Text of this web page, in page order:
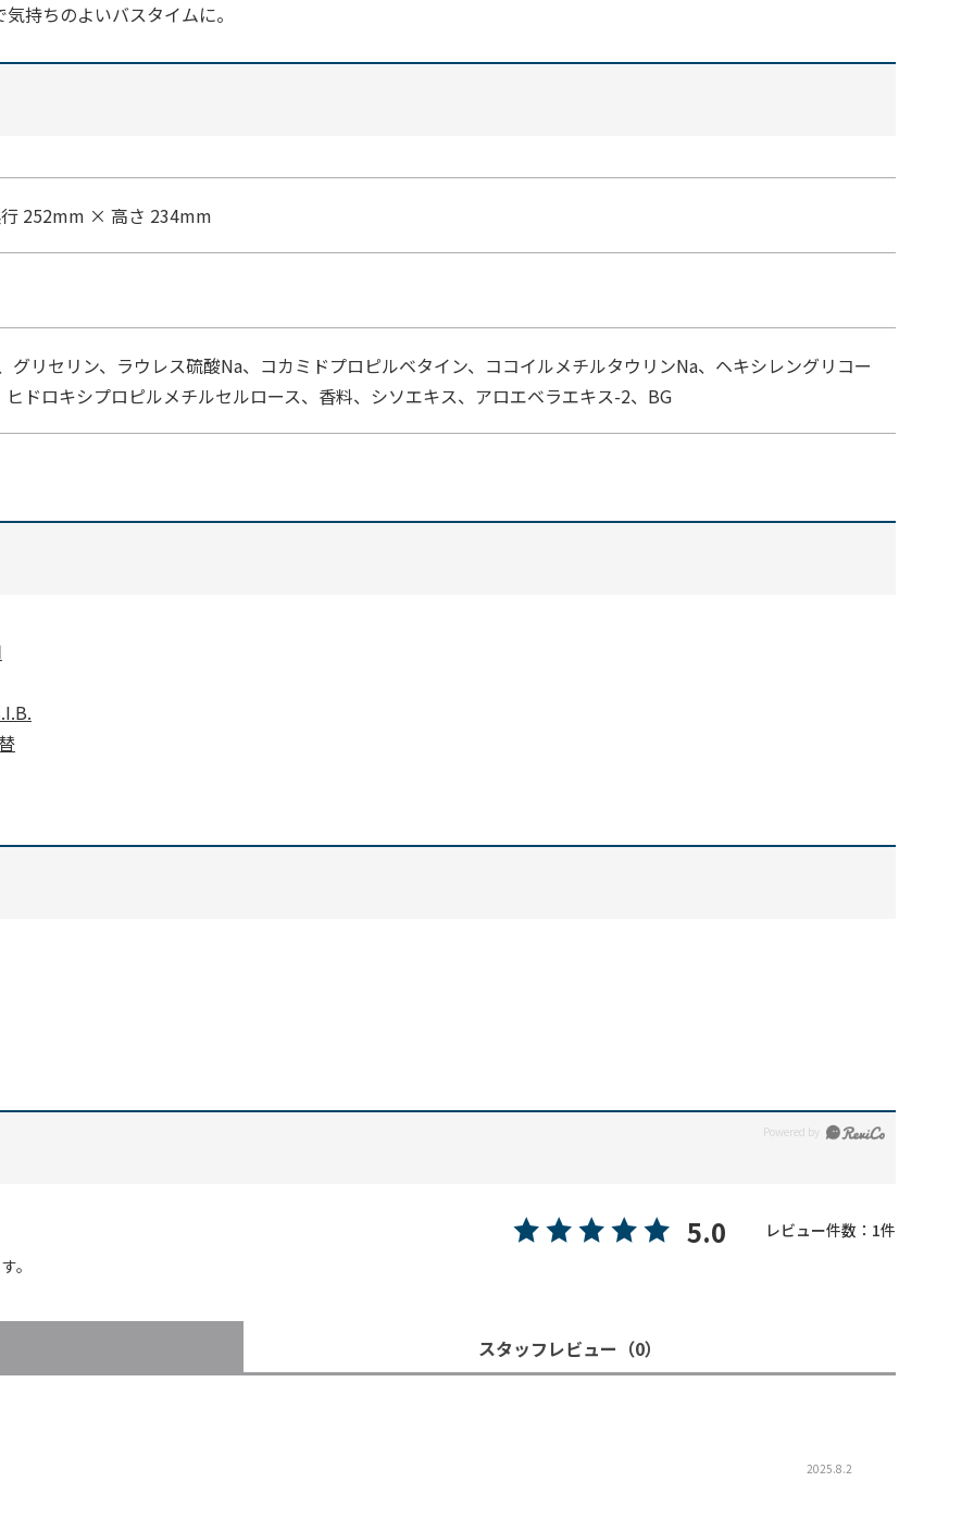
持ちのよいバスタイムに。
252mm × 高さ 234mm
グリセリン、ラウレス硫酸Na、コカミドプロピルベタイン、ココイルメチルタウリンNa、ヘキシレングリコー
ヒドロキシプロピルメチルセルロース、香料、シソエキス、アロエベラエキス-2、BG
5.0 レビュー件数： 1件
。
スタッフレビュー （0）
2025.8.2